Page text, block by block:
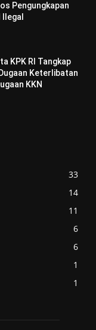
Pengungkapan
KPK RI Tangkap
Keterlibatan
KKN
33
14
11
6
6
1
1